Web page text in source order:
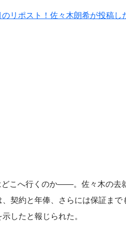
のリポスト！佐々木朗希が投稿し
こへ行くのか――。佐々木の去
契約と年俸、さらには保証ま
したと報じられた。